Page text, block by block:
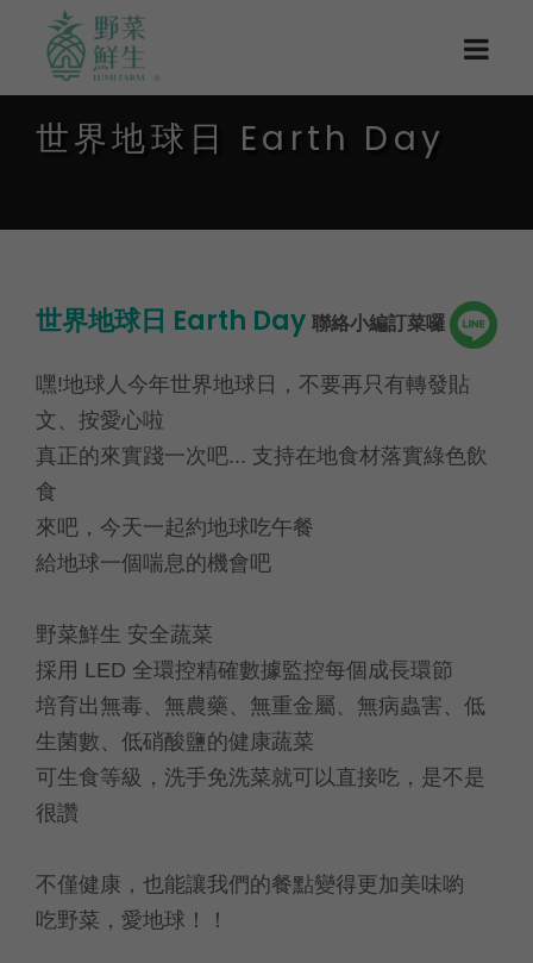
世界地球日 Earth Day
世界地球日 Earth Day 聯絡小編訂菜囉
嘿!地球人今年世界地球日，不要再只有轉發貼
文、按愛心啦
真正的來實踐一次吧... 支持在地食材落實綠色飲
食
來吧，今天一起約地球吃午餐
給地球一個喘息的機會吧
野菜鮮生 安全蔬菜
採用 LED 全環控精確數據監控每個成長環節
培育出無毒、無農藥、無重金屬、無病蟲害、低
生菌數、低硝酸鹽的健康蔬菜
可生食等級，洗手免洗菜就可以直接吃，是不是
很讚
不僅健康，也能讓我們的餐點變得更加美味喲
吃野菜，愛地球！！